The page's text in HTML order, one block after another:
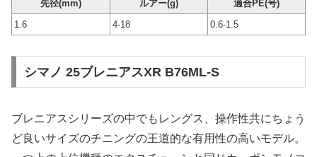
先径(mm)
ルアー(g)
適合PE(号)
1.6
4-18 0.6-1.5
シマノ 25ブレニアスXR B76ML-S
ブレニアスシリーズの中でもレングス、操作性共にちょう
ど良いサイズのチニングの王道的な有用性の高いモデル。